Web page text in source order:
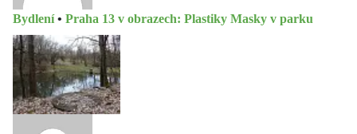
Bydlení • Praha 13 v obrazech: Plastiky Masky v parku